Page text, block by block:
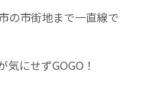
の市街地まで一直線で
にせずGOGO！